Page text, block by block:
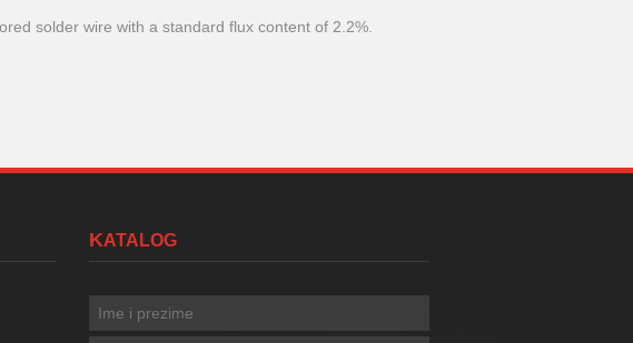
solder wire with a standard flux content of 2.2%.
KATALOG